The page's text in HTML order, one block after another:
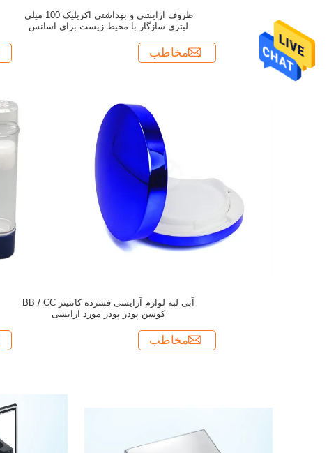
ظروف آرایشی و بهداشتی اکریلیک 100 میلی
لیتری سازگار با محیط زیست برای اسانس
مخاطب
آبی لبه لوازم آرایشی فشرده کانتینر BB / CC
کوسن پودر پودر مورد آرایشی
مخاطب